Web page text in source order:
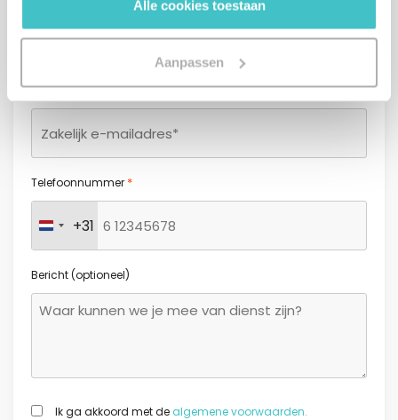
Alle cookies toestaan
Aanpassen
E-mailadres*
Telefoonnummer *
Nederland +31
+31
Bericht (optioneel)
GDPRIk ga akkoord met de algemene voorwaarden.